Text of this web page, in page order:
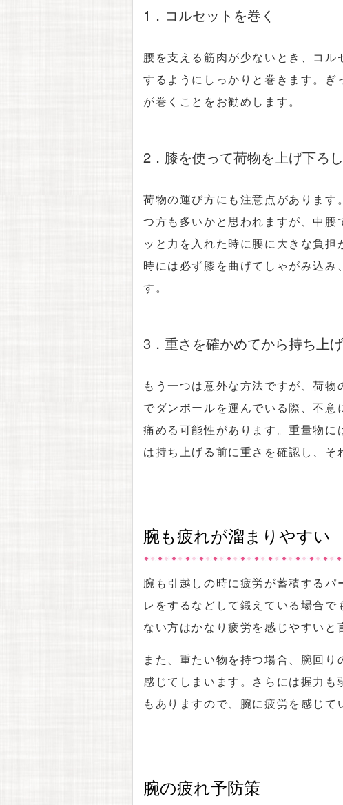
1．コルセットを巻く
腰を支える筋肉が少ないとき、コ
するようにしっかりと巻きます。
が巻くことをお勧めします。
2．膝を使って荷物を上げ下ろ
荷物の運び方にも注意点がありま
つ方も多いかと思われますが、中
ッと力を入れた時に腰に大きな負
時には必ず膝を曲げてしゃがみ込
す。
3．重さを確かめてから持ち上
もう一つは意外な方法ですが、荷
でダンボールを運んでいる際、不
痛める可能性があります。重量物
は持ち上げる前に重さを確認し、そ
腕も疲れが溜まりやすい
腕も引越しの時に疲労が蓄積する
レをするなどして鍛えている場合
ない方はかなり疲労を感じやすいと
また、重たい物を持つ場合、腕回
感じてしまいます。さらには握力
もありますので、腕に疲労を感じて
腕の疲れ予防策